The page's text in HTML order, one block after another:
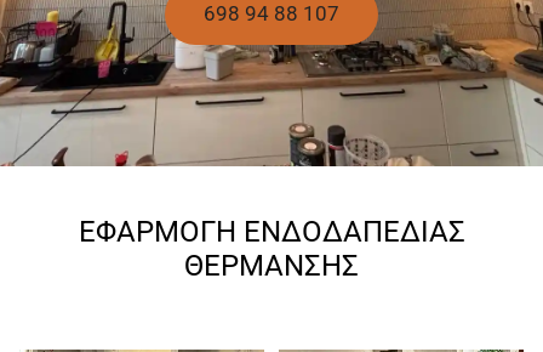
698 94 88 107
EΦΑΡΜΟΓΗ ΕΝΔΟΔΑΠΕΔΙΑΣ
ΘΕΡΜΑΝΣΗΣ